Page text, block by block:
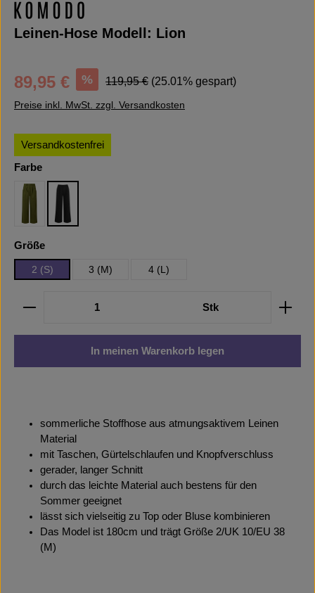
Leinen-Hose Modell: Lion
Verkaufspreis:
89,95 € % Regulärer Preis:
119,95 € (25.01% gespart)
Preise inkl. MwSt. zzgl. Versandkosten
Versandkostenfrei
Farbeauswählen
Black
Größeauswählen
2 (S) 3 (M) 4 (L)
Produkt Anzahl: Gib den gewünschten Wert ein
Stk
In meinen Warenkorb legen
sommerliche Stoffhose aus atmungsaktivem Leinen
Material
mit Taschen, Gürtelschlaufen und Knopfverschluss
gerader, langer Schnitt
durch das leichte Material auch bestens für den
Sommer geeignet
lässt sich vielseitig zu Top oder Bluse kombinieren
Das Model ist 180cm und trägt Größe 2/UK 10/EU 38
(M)